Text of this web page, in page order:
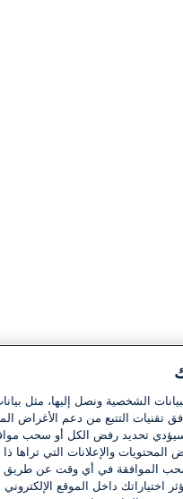
الشخصية ونصل إليها، مثل
تقنيات التتبع من دعم الأغراض
سيؤدي تحديد رفض الكل أو سحب
المحتويات والإعلانات التي
سحب الموافقة في أي وقت عن طريق
داخل الموقع الإلكتروني